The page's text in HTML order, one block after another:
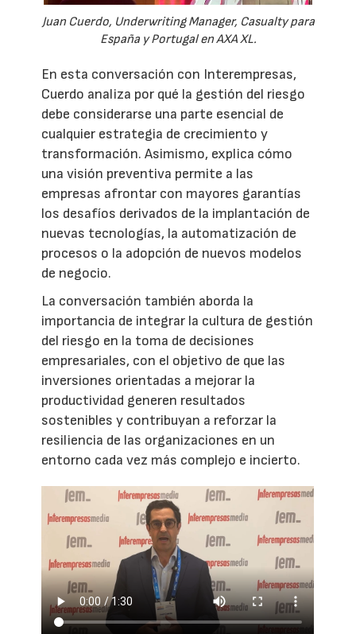
Juan Cuerdo, Underwriting Manager, Casualty para
España y Portugal en AXA XL.
En esta conversación con Interempresas,
Cuerdo analiza por qué la gestión del riesgo
debe considerarse una parte esencial de
cualquier estrategia de crecimiento y
transformación. Asimismo, explica cómo
una visión preventiva permite a las
empresas afrontar con mayores garantías
los desafíos derivados de la implantación de
nuevas tecnologías, la automatización de
procesos o la adopción de nuevos modelos
de negocio.
La conversación también aborda la
importancia de integrar la cultura de gestión
del riesgo en la toma de decisiones
empresariales, con el objetivo de que las
inversiones orientadas a mejorar la
productividad generen resultados
sostenibles y contribuyan a reforzar la
resiliencia de las organizaciones en un
entorno cada vez más complejo e incierto.